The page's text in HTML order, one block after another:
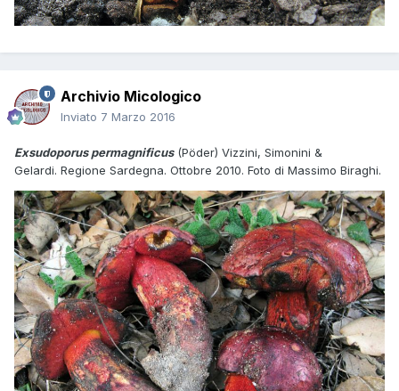
Archivio Micologico
Inviato 7 Marzo 2016
Exsudoporus permagnificus(Pöder) Vizzini, Simonini &
Gelardi. Regione Sardegna. Ottobre 2010. Foto di Massimo Biraghi.